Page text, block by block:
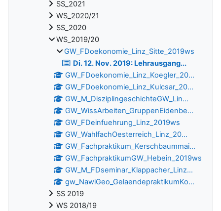
SS_2021
WS_2020/21
SS_2020
WS_2019/20
GW_FDoekonomie_Linz_Sitte_2019ws
Di. 12. Nov. 2019: Lehrausgang...
GW_FDoekonomie_Linz_Koegler_20...
GW_FDoekonomie_Linz_Kulcsar_20...
GW_M_DisziplingeschichteGW_Lin...
GW_WissArbeiten_GruppenEidenbe...
GW_FDeinfuehrung_Linz_2019ws
GW_WahlfachOesterreich_Linz_20...
GW_Fachpraktikum_Kerschbaummai...
GW_FachpraktikumGW_Hebein_2019ws
GW_M_FDseminar_Klappacher_Linz...
gw_NawiGeo_GelaendepraktikumKo...
SS 2019
WS 2018/19